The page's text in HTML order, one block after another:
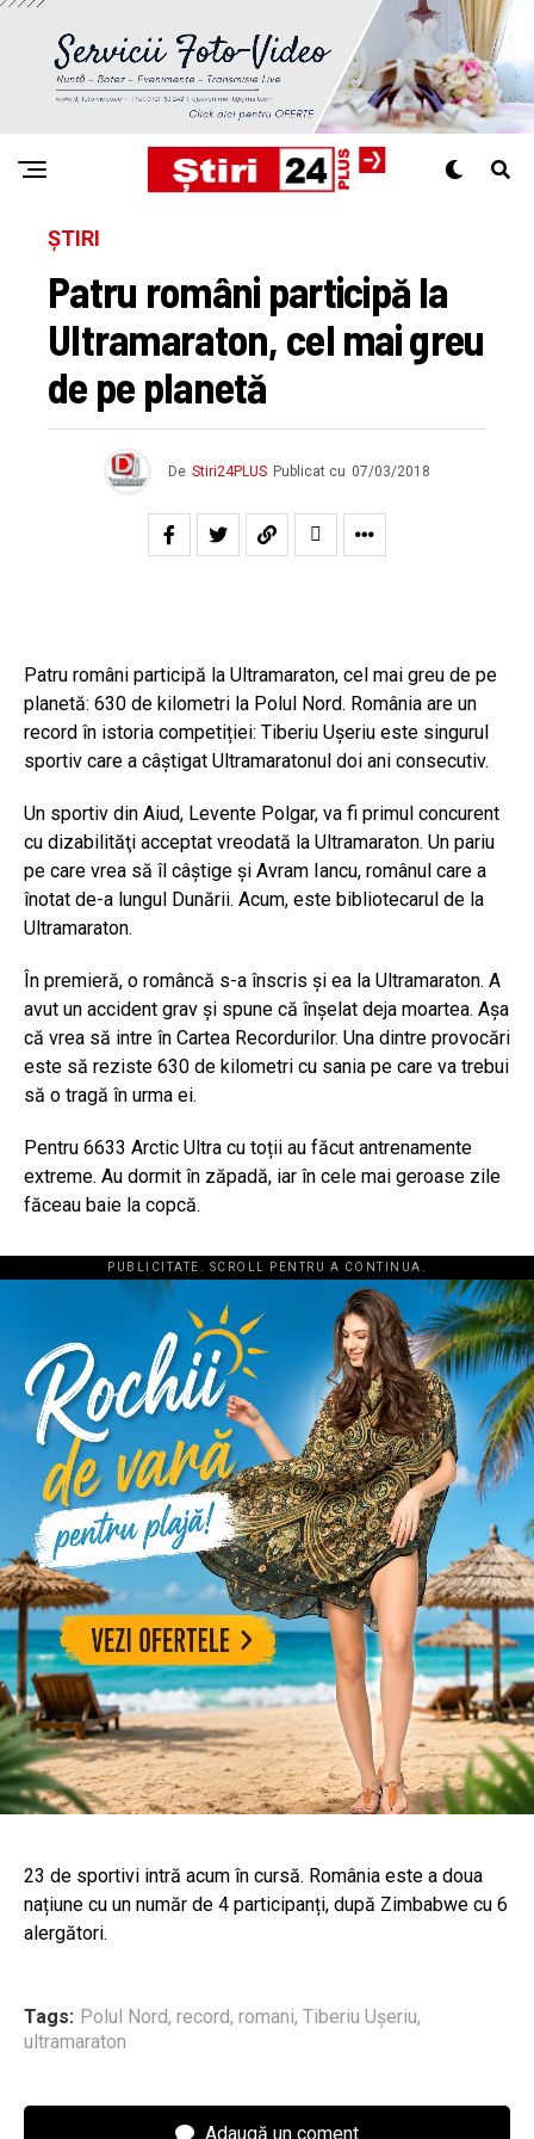
ȘTIRI
Patru români participă la
Ultramaraton, cel mai greu
de pe planetă
De Stiri24PLUS Publicat cu 07/03/2018
Patru români participă la Ultramaraton, cel mai greu de pe
planetă: 630 de kilometri la Polul Nord. România are un
record în istoria competiției: Tiberiu Uşeriu este singurul
sportiv care a câştigat Ultramaratonul doi ani consecutiv.
Un sportiv din Aiud, Levente Polgar, va fi primul concurent
cu dizabilităţi acceptat vreodată la Ultramaraton. Un pariu
pe care vrea să îl câştige şi Avram Iancu, românul care a
înotat de-a lungul Dunării. Acum, este bibliotecarul de la
Ultramaraton.
În premieră, o româncă s-a înscris şi ea la Ultramaraton. A
avut un accident grav şi spune că înșelat deja moartea. Aşa
că vrea să intre în Cartea Recordurilor. Una dintre provocări
este să reziste 630 de kilometri cu sania pe care va trebui
să o tragă în urma ei.
Pentru 6633 Arctic Ultra cu toții au făcut antrenamente
extreme. Au dormit în zăpadă, iar în cele mai geroase zile
făceau baie la copcă.
PUBLICITATE. SCROLL PENTRU A CONTINUA.
23 de sportivi intră acum în cursă. România este a doua
națiune cu un număr de 4 participanți, după Zimbabwe cu 6
alergători.
Tags: Polul Nord, record, romani, Tiberiu Ușeriu,
ultramaraton
Adaugă un coment